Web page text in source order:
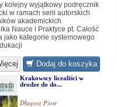
kolejny wyjątkowy podręcznik
w ramach serii autorskich
akademickich
Nauce i Praktyce pt. Całość
jako kategorie systemowego
Dodaj do koszyka
Krakowscy licealiści w
drodze do do...
Długosz Piotr